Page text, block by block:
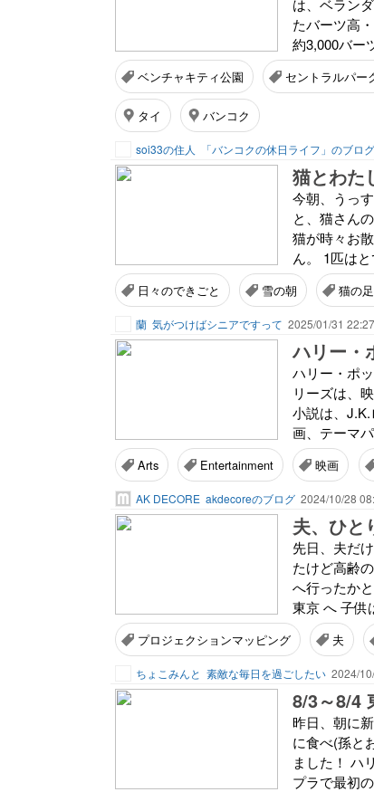
は、ベラン
たバーツ高
約3,000バー
ベンチャキティ公園 セントラルパー
タイ バンコク
soi33の住人 「バンコクの休日ライフ」のブログ
猫とわた
今朝、うっ
と、猫さん
猫が時々お
ん。 1匹は
日々のできごと 雪の朝 猫の
蘭 気がつけばシニアですって 2025/01/31 22:27
ハリー・ポ
リーズは、
小説は、
画、テーマ
Arts Entertainment 映画
AK DECORE akdecoreのブログ 2024/10/28
夫、ひと
先日、夫だ
たけど高齢
へ行ったか
東京 へ 子供
プロジェクションマッピング 夫
ちょこみんと 素敵な毎日を過ごしたい 2024/
8/3～8/4
昨日、朝に
に食べ(孫と
ました！ ハ
プラで最初